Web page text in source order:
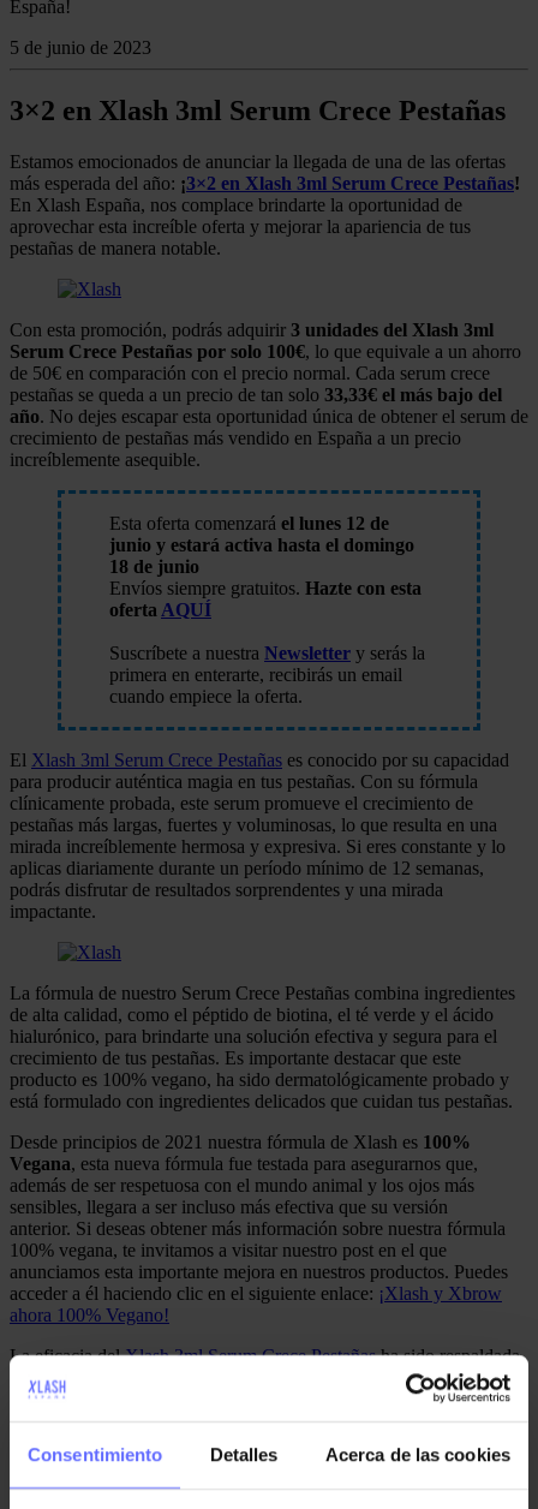
Consentimiento Detalles Acerca de las cookies
España!
5 de junio de 2023
3×2 en Xlash 3ml Serum Crece Pestañas
Estamos emocionados de anunciar la llegada de una de las ofertas
más esperada del año: ¡3×2 en Xlash 3ml Serum Crece Pestañas!
En Xlash España, nos complace brindarte la oportunidad de
aprovechar esta increíble oferta y mejorar la apariencia de tus
pestañas de manera notable.
Con esta promoción, podrás adquirir 3 unidades del Xlash 3ml
Serum Crece Pestañas por solo 100€, lo que equivale a un ahorro
de 50€ en comparación con el precio normal. Cada serum crece
pestañas se queda a un precio de tan solo 33,33€ el más bajo del
año. No dejes escapar esta oportunidad única de obtener el serum de
crecimiento de pestañas más vendido en España a un precio
increíblemente asequible.
Esta oferta comenzará el lunes 12 de
junio y estará activa hasta el domingo
18 de junio
Envíos siempre gratuitos. Hazte con esta
oferta AQUÍ
Suscríbete a nuestra Newsletter y serás la
primera en enterarte, recibirás un email
cuando empiece la oferta.
El Xlash 3ml Serum Crece Pestañas es conocido por su capacidad
para producir auténtica magia en tus pestañas. Con su fórmula
clínicamente probada, este serum promueve el crecimiento de
pestañas más largas, fuertes y voluminosas, lo que resulta en una
mirada increíblemente hermosa y expresiva. Si eres constante y lo
aplicas diariamente durante un período mínimo de 12 semanas,
podrás disfrutar de resultados sorprendentes y una mirada
impactante.
La fórmula de nuestro Serum Crece Pestañas combina ingredientes
de alta calidad, como el péptido de biotina, el té verde y el ácido
hialurónico, para brindarte una solución efectiva y segura para el
crecimiento de tus pestañas. Es importante destacar que este
producto es 100% vegano, ha sido dermatológicamente probado y
está formulado con ingredientes delicados que cuidan tus pestañas.
Desde principios de 2021 nuestra fórmula de Xlash es 100%
Vegana, esta nueva fórmula fue testada para asegurarnos que,
además de ser respetuosa con el mundo animal y los ojos más
sensibles, llegara a ser incluso más efectiva que su versión
anterior. Si deseas obtener más información sobre nuestra fórmula
100% vegana, te invitamos a visitar nuestro post en el que
anunciamos esta importante mejora en nuestros productos. Puedes
acceder a él haciendo clic en el siguiente enlace: ¡Xlash y Xbrow
ahora 100% Vegano!
La eficacia delXlash 3ml Serum Crece Pestañasha sido respaldada
por un estudio realizado por un laboratorio independiente, el cual
evaluó las pestañas de 30 voluntarios durante un período de 12
semanas. Los resultados fueron notables, ya que el 90% de los
de sus pestañas después de utilizar el Xlash 3ml Serum Crece
Pestañas de forma regular.